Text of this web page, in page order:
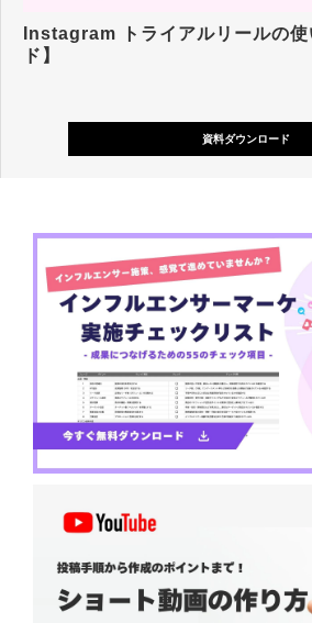
Instagram トライアルリールの使
ド】
資料ダウンロード